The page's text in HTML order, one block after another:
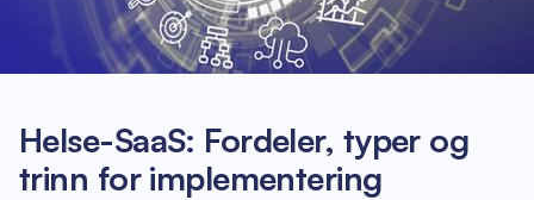
Helse-SaaS: Fordeler, typer og
trinn for implementering